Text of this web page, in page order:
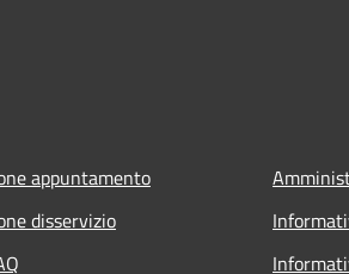
appuntamento
disservizio